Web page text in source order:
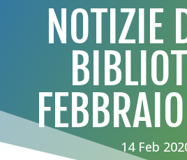
NOTIZIE
14 Feb